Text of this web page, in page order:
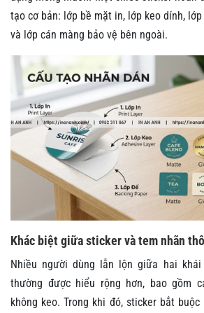
tạo cơ bản: lớp bề mặt in, lớp keo dính,
và lớp cán màng bảo vệ bên ngoài.
Khác biệt giữa sticker và tem nhãn
Nhiều người dùng lẫn lộn giữa hai khái
thường được hiểu rộng hơn, bao gồm
không keo. Trong khi đó, sticker bắt